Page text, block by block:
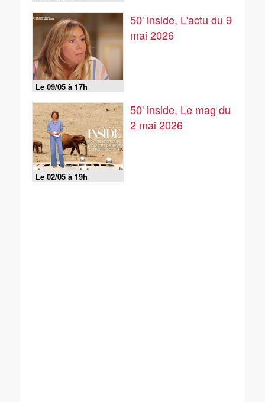
Le 09/05 à 17h
50' inside, L'actu du 9
mai 2026
Le 02/05 à 19h
50' inside, Le mag du
2 mai 2026